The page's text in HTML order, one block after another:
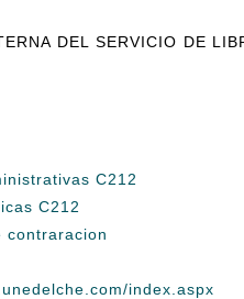
DEL SERVICIO DE
C212
C212
contraracion
index.aspx